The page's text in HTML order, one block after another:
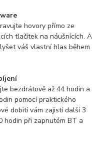
hovory přímo ze
tlačítek na náušnících. A
váš vlastní hlas během
bezdrátově až 44 hodin a
pomocí praktického
dobití vám zajistí další 3
hodin při zapnutém BT a